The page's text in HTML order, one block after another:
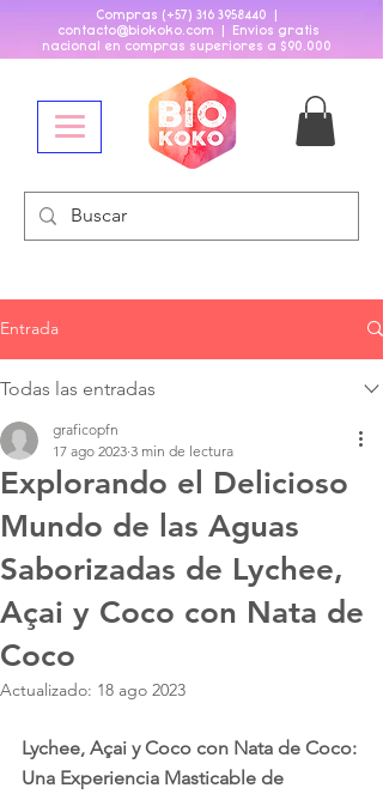
Compras (+57) 316 3958440
contacto@biokoko. com | Envios gratis
nacional en compras superiores a $90 000
Entrada
Todas las entradas
Explorando el Delicioso
Mundo de las Aguas
Saborizadas de Lychee,
Açai y Coco con Nata de
Coco
graficopfn
17 ago 2023 3 min de lectura
Actualizado: 18 ago 2023
Lychee, Açai y Coco con Nata de Coco:
Una Experiencia Masticable de